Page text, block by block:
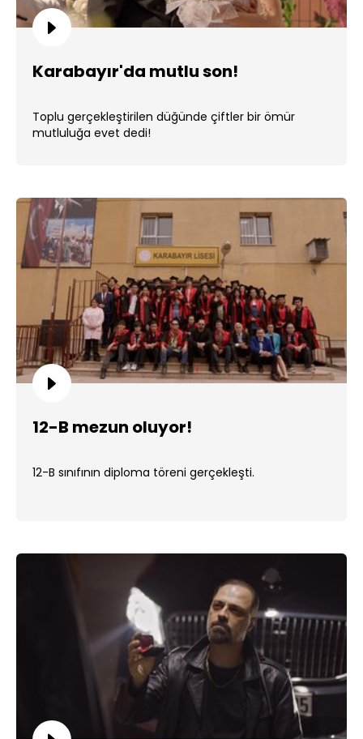
Karabayır'da mutlu son!
Toplu gerçekleştirilen düğünde çiftler bir ömür
mutluluğa evet dedi!
12-B mezun oluyor!
12-B sınıfının diploma töreni gerçekleşti.